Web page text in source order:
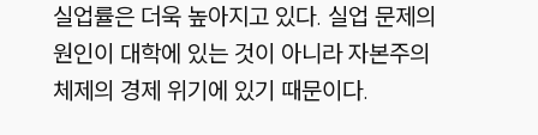
실업률은 더욱 높아지고 있다. 실업 문제의
원인이 대학에 있는 것이 아니라 자본주의
체제의 경제 위기에 있기 때문이다.